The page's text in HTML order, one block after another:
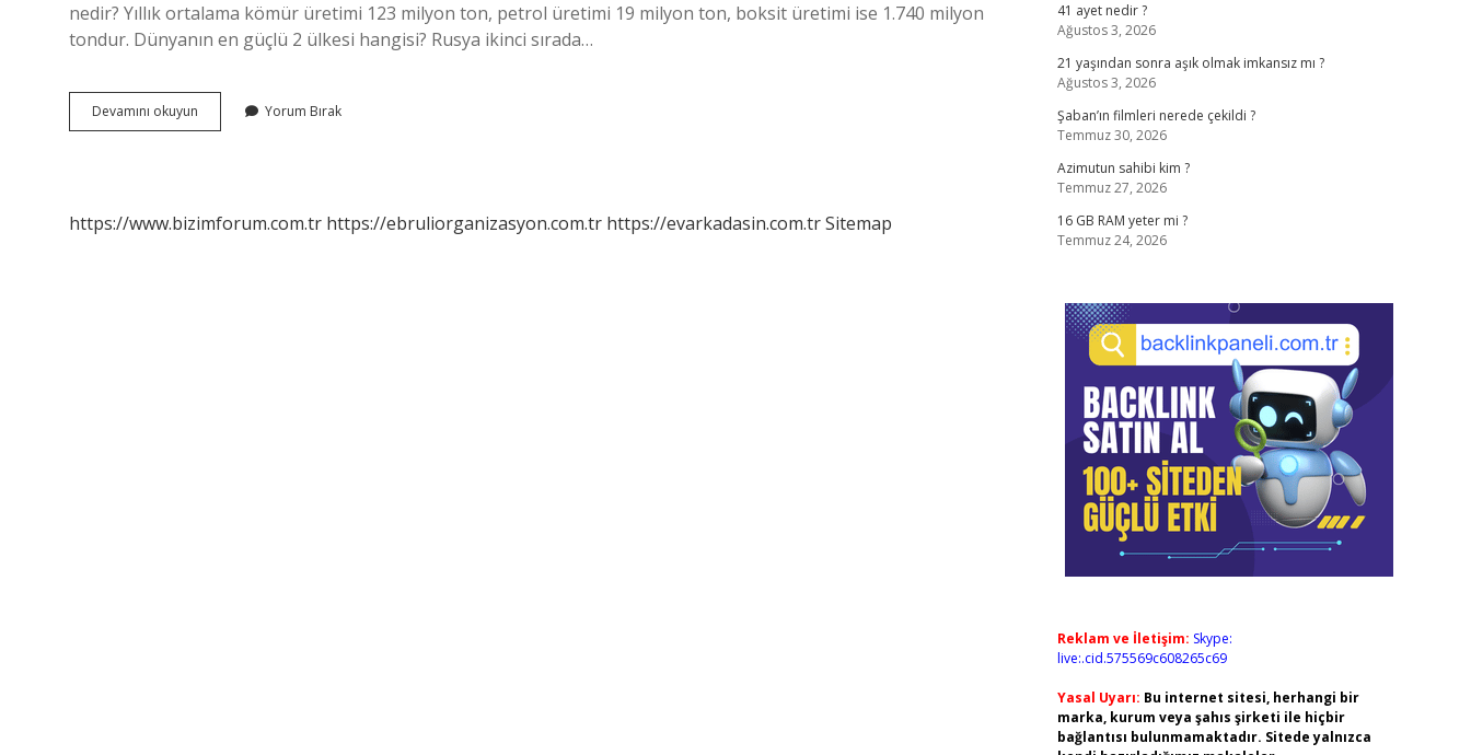
nedir? Yıllık ortalama kömür üretimi 123 milyon ton, petrol üretimi 19 milyon ton, boksit üretimi ise 1.740 milyon
tondur. Dünyanın en güçlü 2 ülkesi hangisi? Rusya ikinci sırada…
Devamını okuyun Hindistan
Süper
Yorum Bırak
https://www.bizimforum.com.tr https://ebruliorganizasyon.com.tr https://evarkadasin.com.trSitemap
41 ayet nedir ?
Ağustos 3, 2026
21 yaşından sonra aşık olmak imkansız mı ?
Ağustos 3, 2026
Şaban’ın filmleri nerede çekildi ?
Temmuz 30, 2026
Azimutun sahibi kim ?
Temmuz 27, 2026
16 GB RAM yeter mi ?
Temmuz 24, 2026
Reklam ve İletişim: Skype:
live:.cid.575569c608265c69
Yasal Uyarı: Bu internet sitesi, herhangi bir
marka, kurum veya şahıs şirketi ile hiçbir
bağlantısı bulunmamaktadır. Sitede yalnızca